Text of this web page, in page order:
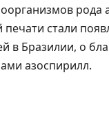
рода
печати стали
в Бразилии, о
азоспирилл.